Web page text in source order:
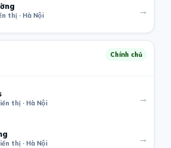
thị · Hà Nội →
Chính chủ
thị · Hà Nội →
thị · Hà Nội →